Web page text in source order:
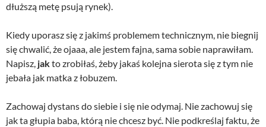
dłuższą metę psują rynek).
Kiedy uporasz się z jakimś problemem technicznym, nie biegnij
się chwalić, że ojaaa, ale jestem fajna, sama sobie naprawiłam.
Napisz, jakto zrobiłaś, żeby jakaś kolejna sierota się z tym nie
jebała jak matka z łobuzem.
Zachowaj dystans do siebie i się nie odymaj. Nie zachowuj się
jak ta głupia baba, którą nie chcesz być. Nie podkreślaj faktu, że